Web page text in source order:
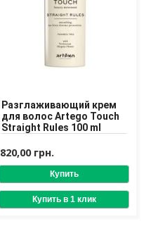
Разглаживающий крем
для волос Artego Touch
Straight Rules 100 ml
820,00 грн.